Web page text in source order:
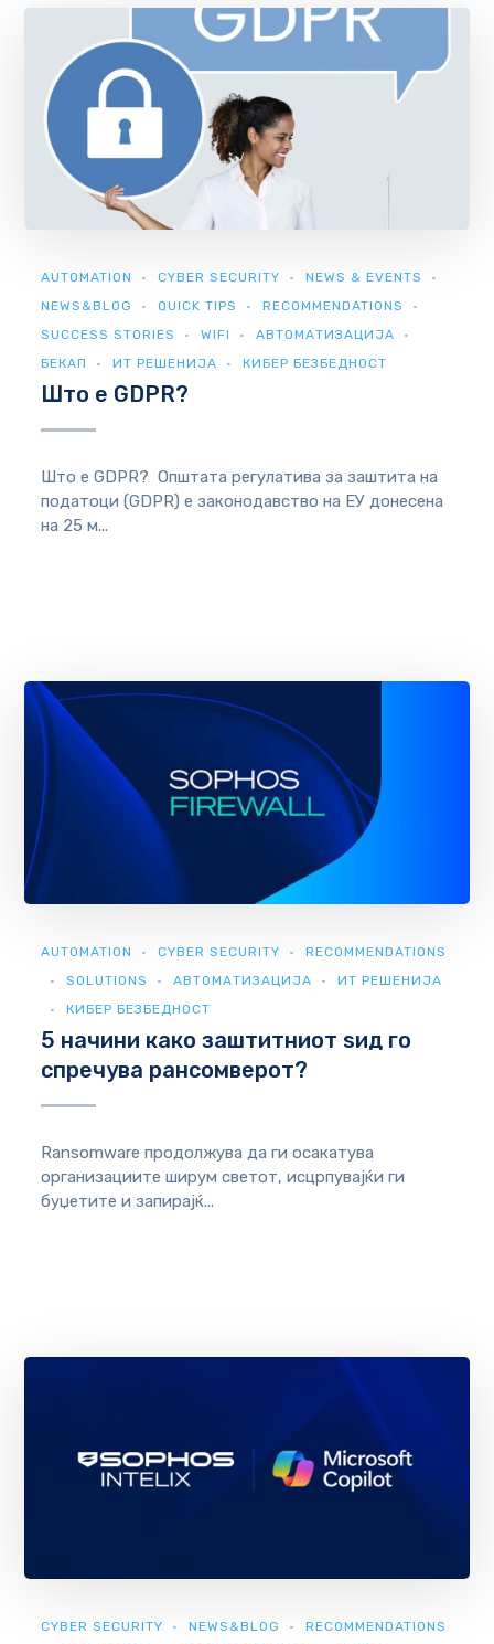
AUTOMATION CYBER SECURITY
NEWS & EVENTS
NEWS&BLOG
QUICK TIPS
RECOMMENDATIONS
SUCCESS STORIES
WIFI
АВТОМАТИЗАЦИЈА
БЕКАП
ИТ РЕШЕНИЈА КИБЕР БЕЗБЕДНОСТ
Што е GDPR?
Што е GDPR? Општата регулатива за заштита на
податоци (GDPR) е законодавство на ЕУ донесенa
на 25 м...
AUTOMATION CYBER SECURITY
RECOMMENDATIONS
SOLUTIONS
АВТОМАТИЗАЦИЈА
ИТ РЕШЕНИЈА
КИБЕР БЕЗБЕДНОСТ
5 начини како заштитниот ѕид го
спречува рансомверот?
Ransomware продолжува да ги осакатува
организациите ширум светот, исцрпувајќи ги
буџетите и запирајќ...
CYBER SECURITY NEWS&BLOG
RECOMMENDATIONS